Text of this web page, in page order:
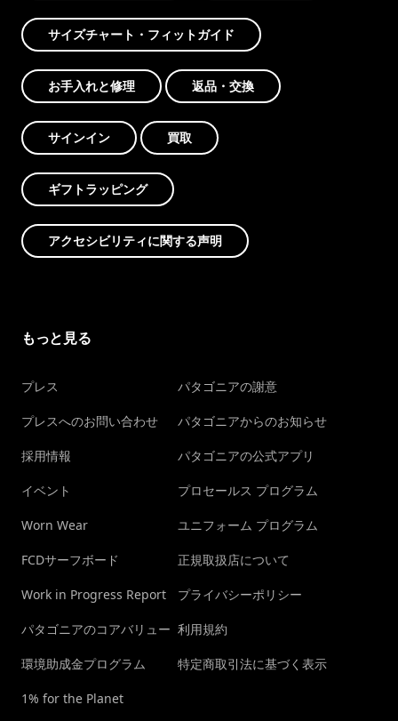
サイズチャート・フィットガイド
お手入れと修理 返品・交換
サインイン 買取
ギフトラッピング
アクセシビリティに関する声明
もっと見る
プレス
プレスへのお問い合わせ
採用情報
イベント
Worn Wear
FCDサーフボード
Work in Progress Report
パタゴニアのコアバリュー
環境助成金プログラム
1% for the Planet
パタゴニアの謝意
パタゴニアからのお知らせ
パタゴニアの公式アプリ
プロセールス プログラム
ユニフォーム プログラム
正規取扱店について
プライバシーポリシー
利用規約
特定商取引法に基づく表示